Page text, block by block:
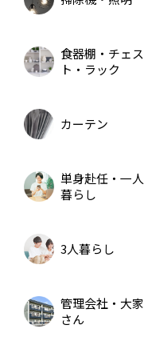
食器棚・チェス
ト・ラック
カーテン
単身赴任・一人
暮らし
3人暮らし
管理会社・大家
さん